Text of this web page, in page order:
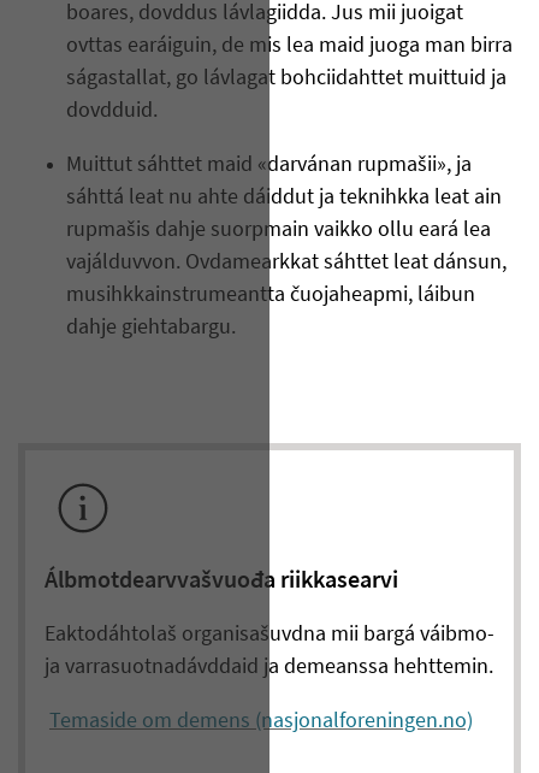
boares, dovddus lávlagiidda. Jus mii juoigat
ovttas earáiguin, de mis lea maid juoga man birra
ságastallat, go lávlagat bohciidahttet muittuid ja
dovdduid.
Muittut sáhttet maid «darvánan rupmašii», ja
sáhttá leat nu ahte dáiddut ja teknihkka leat ain
rupmašis dahje suorpmain vaikko ollu eará lea
vajálduvvon. Ovdamearkkat sáhttet leat dánsun,
musihkkainstrumeantta čuojaheapmi, láibun
dahje giehtabargu.
Álbmotdearvvašvuođa riikkasearvi
Eaktodáhtolaš organisašuvdna mii bargá váibmo-
ja varrasuotnadávddaid ja demeanssa hehttemin.
Temaside om demens (nasjonalforeningen.no)